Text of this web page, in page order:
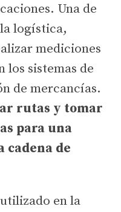
Una de
logística,
mediciones
los sistemas de
de mercancías.
rutas y tomar
para una
cadena de
en la